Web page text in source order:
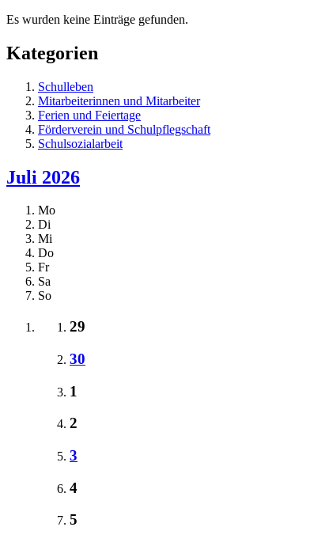
Es wurden keine Einträge gefunden.
Kategorien
Schulleben
Mitarbeiterinnen und Mitarbeiter
Ferien und Feiertage
Förderverein und Schulpflegschaft
Schulsozialarbeit
Juli 2026
Mo
Di
Mi
Do
Fr
Sa
So
29
30
1
2
3
4
5